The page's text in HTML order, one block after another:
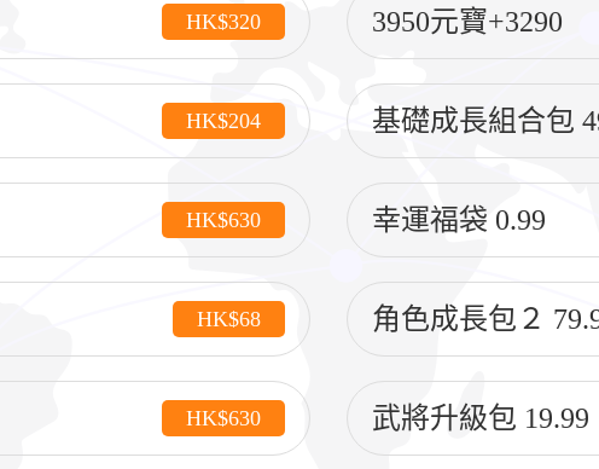
HK$320 3950元寶+3290
HK$204 基礎成長組合包
HK$630 幸運福袋 0.99
HK$68 角色成長包２
HK$630 武將升級包 19.99